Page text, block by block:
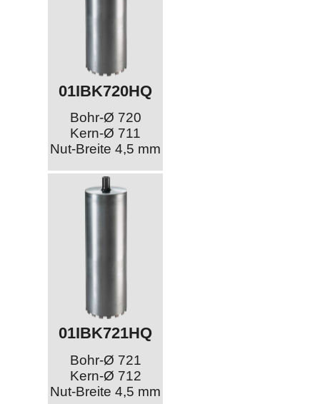
01IBK720HQ
Bohr-Ø 720
Kern-Ø 711
Nut-Breite 4,5 mm
01IBK721HQ
Bohr-Ø 721
Kern-Ø 712
Nut-Breite 4,5 mm